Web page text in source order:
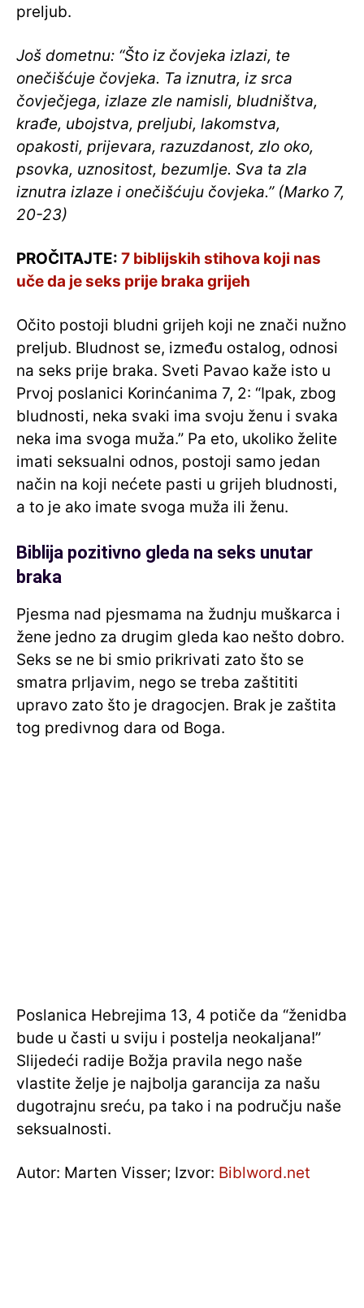
preljub.
Još dometnu: “Što iz čovjeka izlazi, te
onečišćuje čovjeka. Ta iznutra, iz srca
čovječjega, izlaze zle namisli, bludništva,
krađe, ubojstva, preljubi, lakomstva,
opakosti, prijevara, razuzdanost, zlo oko,
psovka, uznositost, bezumlje. Sva ta zla
iznutra izlaze i onečišćuju čovjeka.” (Marko 7,
20-23)
PROČITAJTE: 7 biblijskih stihova koji nas
uče da je seks prije braka grijeh
Očito postoji bludni grijeh koji ne znači nužno
preljub. Bludnost se, između ostalog, odnosi
na seks prije braka. Sveti Pavao kaže isto u
Prvoj poslanici Korinćanima 7, 2: “Ipak, zbog
bludnosti, neka svaki ima svoju ženu i svaka
neka ima svoga muža.” Pa eto, ukoliko želite
imati seksualni odnos, postoji samo jedan
način na koji nećete pasti u grijeh bludnosti,
a to je ako imate svoga muža ili ženu.
Biblija pozitivno gleda na seks unutar
braka
Pjesma nad pjesmama na žudnju muškarca i
žene jedno za drugim gleda kao nešto dobro.
Seks se ne bi smio prikrivati zato što se
smatra prljavim, nego se treba zaštititi
upravo zato što je dragocjen. Brak je zaštita
tog predivnog dara od Boga.
Poslanica Hebrejima 13, 4 potiče da “ženidba
bude u časti u sviju i postelja neokaljana!”
Slijedeći radije Božja pravila nego naše
vlastite želje je najbolja garancija za našu
dugotrajnu sreću, pa tako i na području naše
seksualnosti.
Autor: Marten Visser; Izvor: Biblword.net